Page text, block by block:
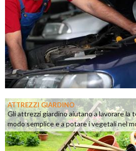
ATTREZZI GIARDINO
Gli attrezzi giardino aiutano a lavorare la
modo semplice e a potare i vegetali nel